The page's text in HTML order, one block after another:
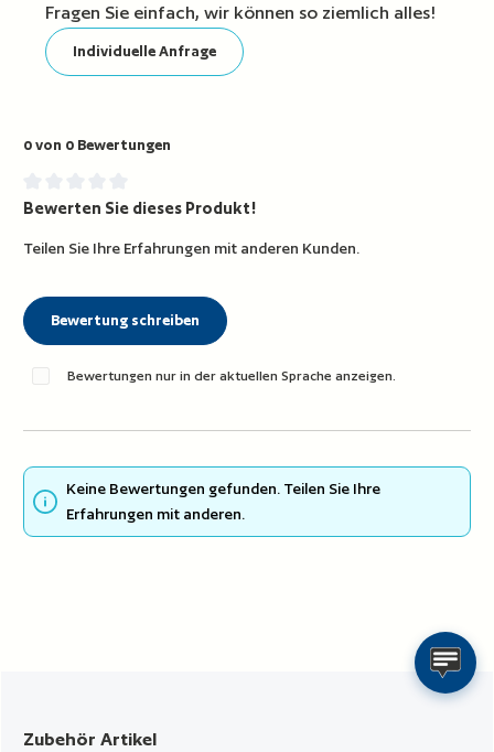
Fragen Sie einfach, wir können so ziemlich alles!
Individuelle Anfrage
0 von 0 Bewertungen
Durchschnittliche Bewertung von 0 von 5 Sternen
Bewerten Sie dieses Produkt!
Teilen Sie Ihre Erfahrungen mit anderen Kunden.
Bewertung schreiben
Bewertungen nur in der aktuellen Sprache anzeigen.
Keine Bewertungen gefunden. Teilen Sie Ihre
Erfahrungen mit anderen.
Produktgalerie überspringen
Zubehör Artikel